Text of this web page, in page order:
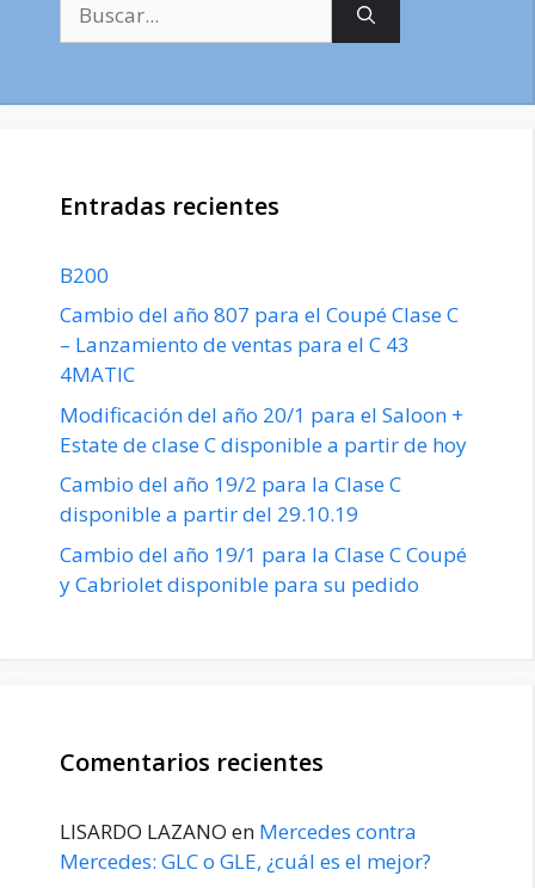
Entradas recientes
B200
Cambio del año 807 para el Coupé Clase C
– Lanzamiento de ventas para el C 43
4MATIC
Modificación del año 20/1 para el Saloon +
Estate de clase C disponible a partir de hoy
Cambio del año 19/2 para la Clase C
disponible a partir del 29.10.19
Cambio del año 19/1 para la Clase C Coupé
y Cabriolet disponible para su pedido
Comentarios recientes
LISARDO LAZANO en Mercedes contra
Mercedes: GLC o GLE, ¿cuál es el mejor?